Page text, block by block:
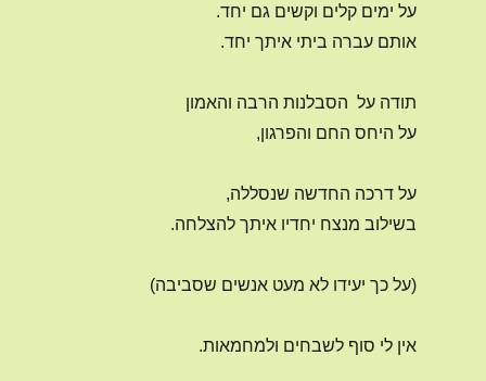
על ימים קלים וקשים גם יחד.
אותם עברה ביתי איתך יחד.
תודה על הסבלנות הרבה והאמון
על היחס החם והפרגון,
על דרכה החדשה שנסללה,
בשילוב מנצח יחדיו איתך להצלחה.
(על כך יעידו לא מעט אנשים שסביבה)
אין לי סוף לשבחים ולמחמאות.